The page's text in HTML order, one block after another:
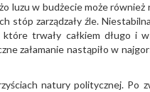
luzu w budżecie może
stóp zarządzały źle.
trwały całkiem długo i
załamanie nastąpiło w
natury politycznej. Po